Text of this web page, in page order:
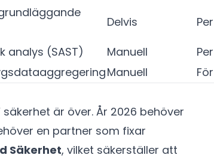
Delvis
analys (SAST) Manuell
Manuell
är över. År 2026 behöver
en partner som fixar
Säkerhet, vilket säkerställer att